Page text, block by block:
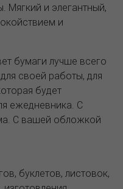
Мягкий и элегантный,
и
бумаги лучше всего
своей работы, для
будет
ежедневника. С
С вашей обложкой
буклетов, листовок,